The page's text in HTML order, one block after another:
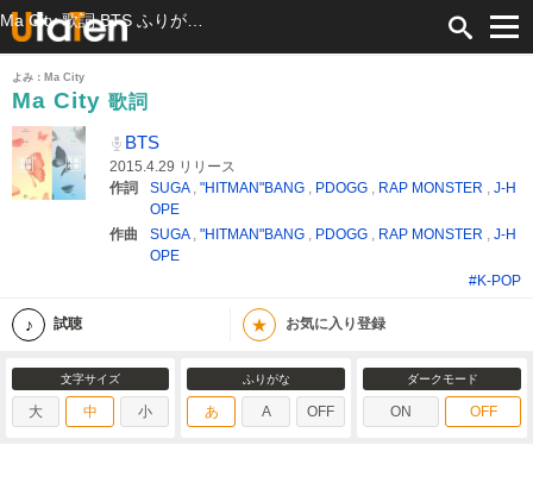
よみ：Ma City
Ma City 歌詞
BTS
2015.4.29 リリース
作詞
SUGA , "HITMAN"BANG , PDOGG , RAP MONSTER , J-H
OPE
作曲
SUGA , "HITMAN"BANG , PDOGG , RAP MONSTER , J-H
OPE
#K-POP
試聴 ★ お気に入り登録
文字サイズ
大 中 小
ふりがな
あ A OFF
ダークモード
ON OFF